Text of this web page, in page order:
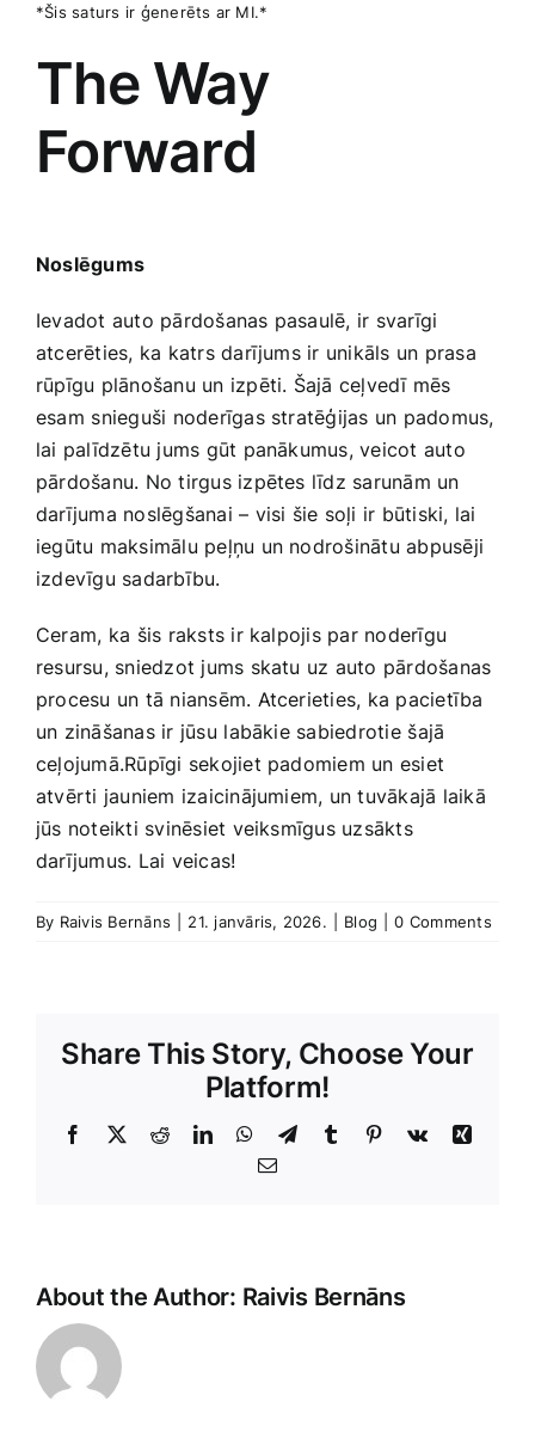
*Šis saturs ir ģenerēts ar MI.*
The Way
Forward
Noslēgums
Ievadot auto pārdošanas pasaulē, ir svarīgi
atcerēties, ka katrs darījums ir unikāls un​ prasa
rūpīgu plānošanu un izpēti. Šajā ‌ceļvedī mēs
esam ⁤snieguši noderīgas stratēģijas ‍un padomus,
lai palīdzētu jums gūt ‍panākumus, veicot auto
pārdošanu. No tirgus izpētes līdz sarunām un
darījuma noslēgšanai – visi šie soļi ir būtiski, ⁢lai
iegūtu maksimālu peļņu un nodrošinātu abpusēji
izdevīgu sadarbību.
Ceram,⁤ ka šis raksts ir kalpojis par noderīgu
resursu, sniedzot jums​ skatu uz auto pārdošanas
procesu un tā niansēm. Atcerieties, ka pacietība
un zināšanas ir jūsu ⁤labākie sabiedrotie ⁢šajā
ceļojumā.Rūpīgi sekojiet padomiem un esiet
atvērti jauniem izaicinājumiem, un tuvākajā laikā
jūs noteikti svinēsiet veiksmīgus uzsākts
darījumus.​ Lai veicas!
By Raivis Bernāns 21. janvāris, 2026. Blog 0 Comments
Share This Story, Choose Your
Platform!
Facebook
X RedditLinkedInWhatsApp
TelegramTumblr Pinterest
Vk
Xing
E-
About the Author: Raivis Bernāns
it